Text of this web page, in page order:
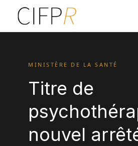
MINISTÈRE DE LA SANTÉ
Titre de
nouvel